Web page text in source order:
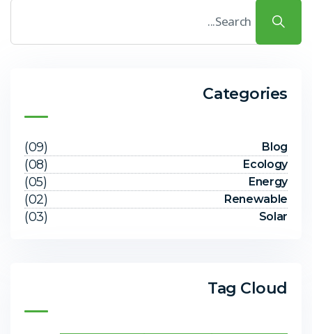
Categories
Blog
(09)
Ecology
(08)
Energy
(05)
Renewable
(02)
Solar
(03)
Tag Cloud